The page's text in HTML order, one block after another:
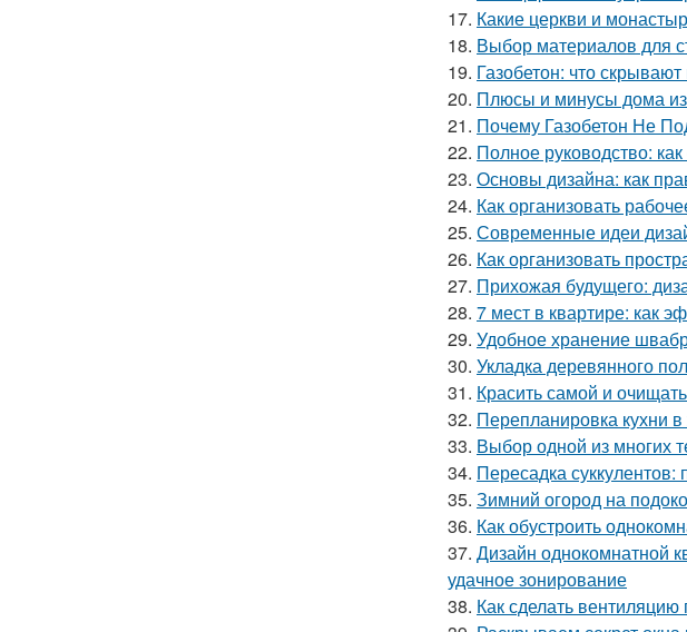
17. Какие церкви и
18. Выбор материалов для
19. Газобетон: что
20. Плюсы и минусы дома из
21. Почему Газобетон Не
22. Полное руководство:
23. Основы дизайна: как
24. Как организовать
25. Современные идеи
26. Как организовать
27. Прихожая будущего:
28. 7 мест в квартире: как
29. Удобное хранение
30. Укладка деревянного
31. Красить самой и
32. Перепланировка кухни
33. Выбор одной из многих
34. Пересадка суккулентов:
35. Зимний огород на
36. Как обустроить
37. Дизайн однокомнатной
удачное зонирование
38. Как сделать